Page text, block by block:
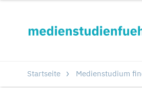
Startseite Medienstudium